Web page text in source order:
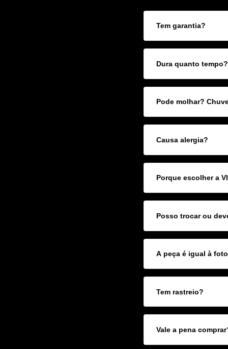
Tem garantia?
Dura quanto tempo?
Pode molhar?
Causa alergia?
Porque escolher a
Posso trocar ou
A peça é igual à
Tem rastreio?
Vale a pena